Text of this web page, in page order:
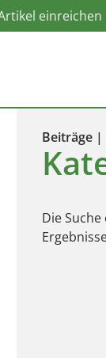
einreichen
Beiträge |
Die